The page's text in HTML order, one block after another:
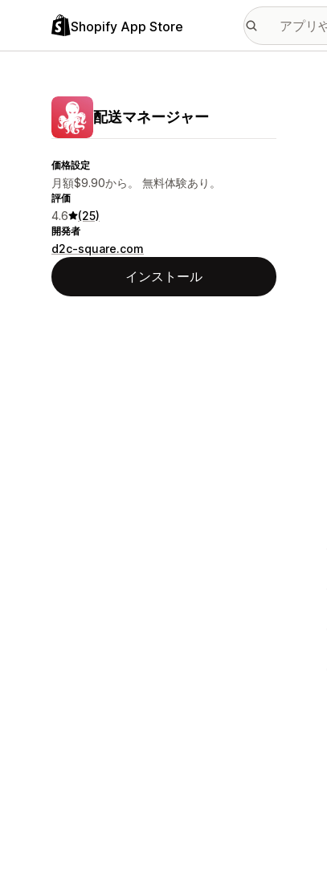
Shopify App Store
配送マネージャー
価格設定
月額$9.90から。 無料体験あり。
評価
4.6 (25)
開発者
d2c-square.com
インストール